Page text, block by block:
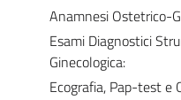
Anamnesi Ostetrico-
Esami Diagnostici
Ginecologica:
Ecografia, Pap-test e